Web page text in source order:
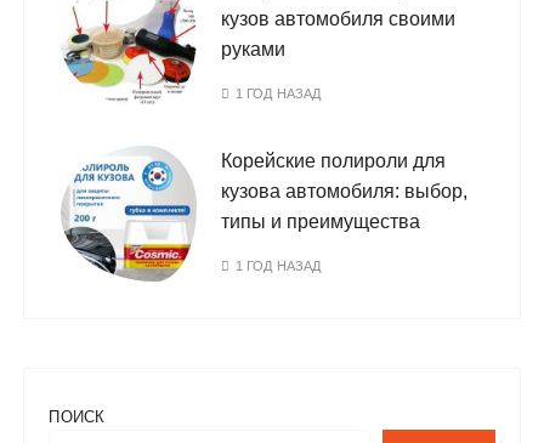
кузов автомобиля своими
руками
1 ГОД НАЗАД
Корейские полироли для
кузова автомобиля: выбор,
типы и преимущества
1 ГОД НАЗАД
ПОИСК